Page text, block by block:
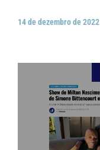
14 de dezembro de 2022